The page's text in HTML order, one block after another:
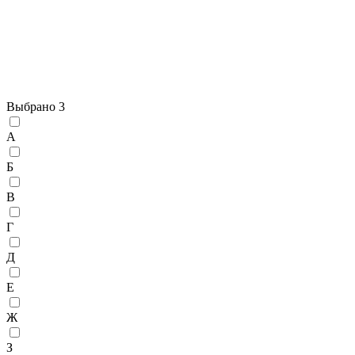
Выбрано 3
А
Б
В
Г
Д
Е
Ж
З